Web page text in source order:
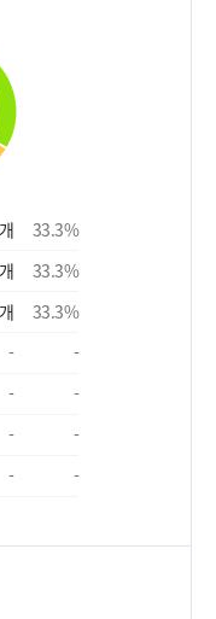
개 33.3%
개 33.3%
개 33.3%
-
-
-
-
-
-
- -